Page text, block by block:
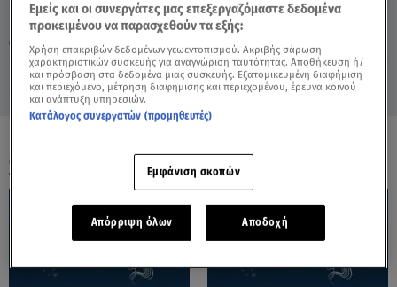
Πέμπτη 6 Αυγούστου 2026
07.03.24, 12:07 ΖΩΔΙΑ
ΟΛΑ ΤΑ ΒΙΝΤΕΟ
Εμείς και οι συνεργάτες μας επεξεργαζόμαστε δεδομένα
προκειμένου να παρασχεθούν τα εξής:
Χρήση επακριβών δεδομένων γεωεντοπισμού. Ακριβής σάρωση
χαρακτηριστικών συσκευής για αναγνώριση ταυτότητας. Αποθήκευση ή/
και πρόσβαση στα δεδομένα μιας συσκευής. Εξατομικευμένη διαφήμιση
και περιεχόμενο, μέτρηση διαφήμισης και περιεχομένου, έρευνα κοινού
και ανάπτυξη υπηρεσιών.
Κατάλογος συνεργατών (προμηθευτές)
Εμφάνιση σκοπών
Απόρριψη όλων Αποδοχή